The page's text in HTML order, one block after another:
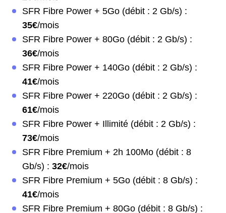
SFR Fibre Power + 5Go (débit : 2 Gb/s) :
35€/mois
SFR Fibre Power + 80Go (débit : 2 Gb/s) :
36€/mois
SFR Fibre Power + 140Go (débit : 2 Gb/s) :
41€/mois
SFR Fibre Power + 220Go (débit : 2 Gb/s) :
61€/mois
SFR Fibre Power + Illimité (débit : 2 Gb/s) :
73€/mois
SFR Fibre Premium + 2h 100Mo (débit : 8
Gb/s) : 32€/mois
SFR Fibre Premium + 5Go (débit : 8 Gb/s) :
41€/mois
SFR Fibre Premium + 80Go (débit : 8 Gb/s) :